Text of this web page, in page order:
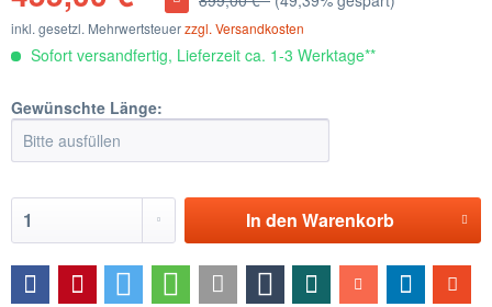
inkl. gesetzl. Mehrwertsteuerzzgl. Versandkosten
Sofort versandfertig, Lieferzeit ca. 1-3 Werktage**
Gewünschte Länge:
In den Warenkorb